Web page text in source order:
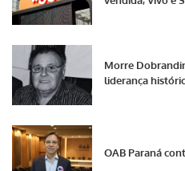
Morre
liderança
OAB Paraná